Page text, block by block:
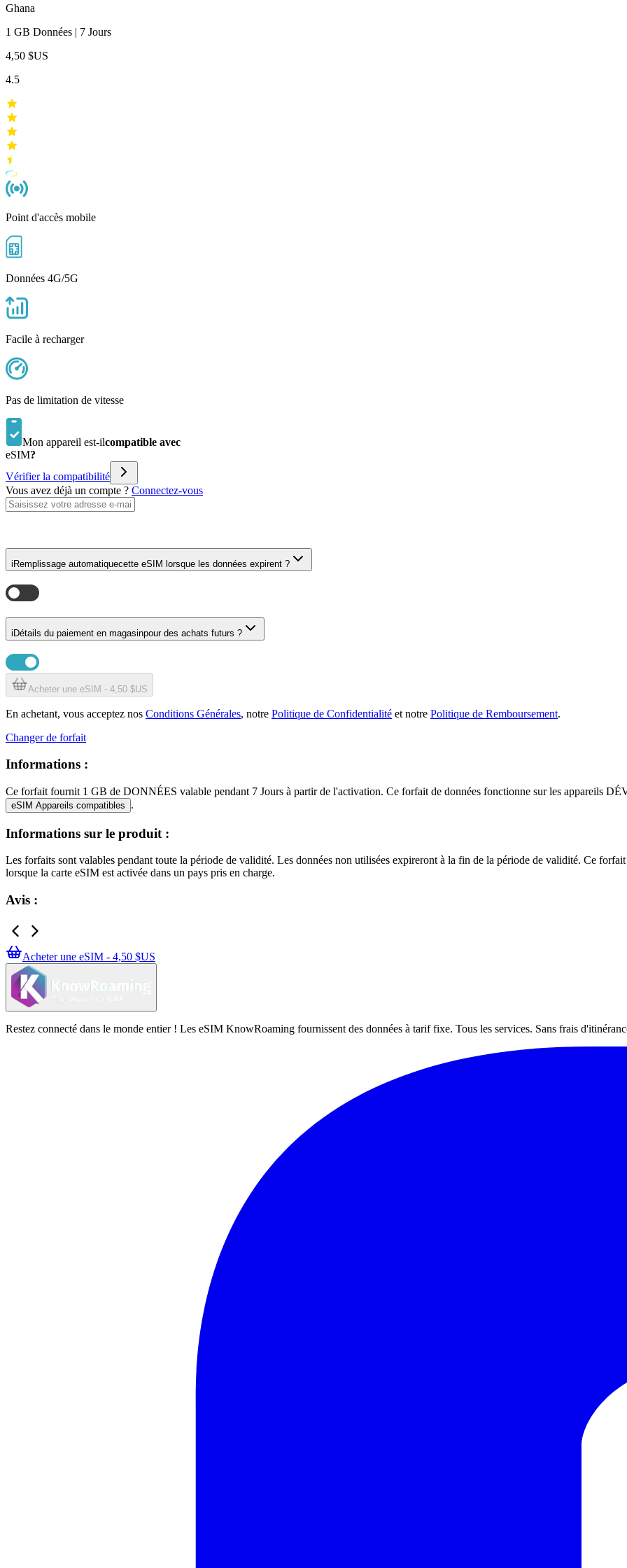
Ghana
1 GB Données | 7 Jours
4,50 $US
4.5
Point d'accès mobile
Données 4G/5G
Facile à recharger
Pas de limitation de vitesse
Mon appareil est-ilcompatible avec
eSIM?
Vérifier la compatibilité
Vous avez déjà un compte ? Connectez-vous
i Remplissage automatiquecette eSIM lorsque les données expirent ?
i Détails du paiement en magasinpour des achats futurs ?
Acheter une eSIM - 4,50 $US
En achetant, vous acceptez nos Conditions Générales, notre Politique de Confidentialité et notre Politique de Remboursement.
Changer de forfait
Informations :
Ce forfait fournit 1 GB de DONNÉES valable pendant 7 Jours à partir de l'activation. Ce forfait de données fonctionne sur les appareils
eSIM Appareils compatibles .
Informations sur le produit :
Les forfaits sont valables pendant toute la période de validité. Les données non utilisées expireront à la fin de la période de validité. Ce
lorsque la carte eSIM est activée dans un pays pris en charge.
Avis :
Acheter une eSIM - 4,50 $US
Restez connecté dans le monde entier ! Les eSIM KnowRoaming fournissent des données à tarif fixe. Tous les services. Sans frais